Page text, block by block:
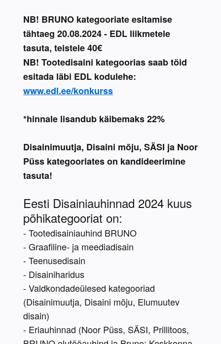
NB! BRUNO kategooriate esitamise
tähtaeg 20.08.2024 - EDL liikmetele
tasuta, teistele 40€
NB! Tootedisaini kategoorias saab töid
esitada läbi EDL kodulehe:
www.edl.ee/konkurss
*hinnale lisandub käibemaks 22%
Disainimuutja, Disaini mõju, SÄSI ja Noor
Püss kategooriates on kandideerimine
tasuta!
Eesti Disainiauhinnad 2024 kuus
põhikategooriat on:
- Tootedisainiauhind BRUNO
- Graafiline- ja meediadisain
- Teenusedisain
- Disainiharidus
- Valdkondadeülesed kategooriad
(Disainimuutja, Disaini mõju, Elumuutev
disain)
- Eriauhinnad (Noor Püss, SÄSI, Prillitoos,